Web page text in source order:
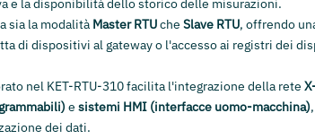
e la disponibilità dello storico delle misurazioni.
sia la modalità Master RTUche Slave RTU, offrendo
di dispositivi al gateway o l'accesso ai registri dei
nel KET-RTU-310 facilita l'integrazione della rete
e sistemi HMI (interfacce uomo-macchina)
dei dati.